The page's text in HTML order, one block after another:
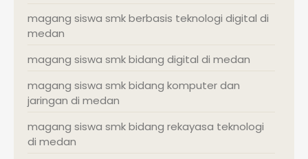
magang siswa smk berbasis teknologi digital di
medan
magang siswa smk bidang digital di medan
magang siswa smk bidang komputer dan
jaringan di medan
magang siswa smk bidang rekayasa teknologi
di medan